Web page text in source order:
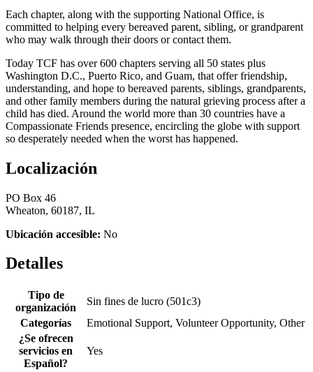
Each chapter, along with the supporting National Office, is
committed to helping every bereaved parent, sibling, or grandparent
who may walk through their doors or contact them.
Today TCF has over 600 chapters serving all 50 states plus
Washington D.C., Puerto Rico, and Guam, that offer friendship,
understanding, and hope to bereaved parents, siblings, grandparents,
and other family members during the natural grieving process after a
child has died. Around the world more than 30 countries have a
Compassionate Friends presence, encircling the globe with support
so desperately needed when the worst has happened.
Localización
PO Box 46
Wheaton, 60187, IL
Ubicación accesible: No
Detalles
Tipo de
organización
Sin fines de lucro (501c3)
Categorías
Emotional Support, Volunteer Opportunity, Other
¿Se ofrecen
servicios en
Español?
Yes